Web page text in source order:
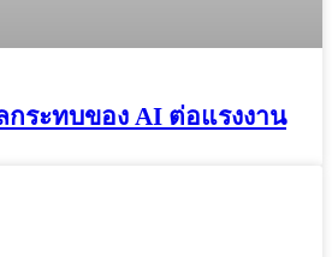
กระทบของ AI ต่อแรงงาน